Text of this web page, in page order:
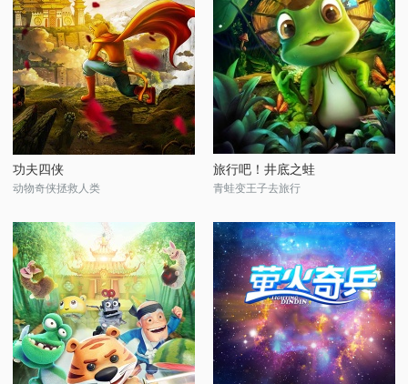
功夫四侠
动物奇侠拯救人类
旅行吧！井底之蛙
青蛙变王子去旅行